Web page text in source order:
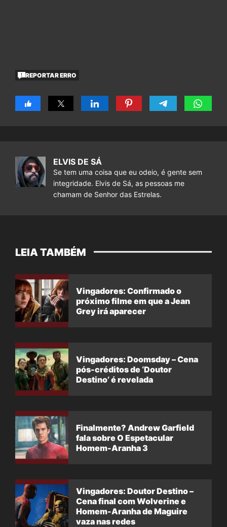
REPORTAR ERRO
ELVIS DE SÁ
Se tem uma coisa que eu odeio, é gente sem
integridade. Elvis de Sá, as pessoas me
chamam de Senhor das Estrelas.
LEIA TAMBÉM
Vingadores: Confirmado o
próximo filme em que a Jean
Grey irá aparecer
Vingadores: Doomsday – Cena
pós-créditos de ‘Doutor
Destino’ é revelada
Finalmente? Andrew Garfield
fala sobre O Espetacular
Homem-Aranha 3
Vingadores: Doutor Destino –
Cena final com Wolverine e
Homem-Aranha de Maguire
vaza nas redes